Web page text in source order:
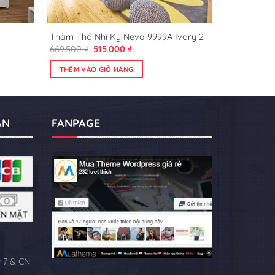
Thảm Thổ Nhĩ Kỳ Neva 9999A Ivory 2
669.500₫ Giá
là:
669.500 ₫.
515.000₫Giá
tại
là:
THÊM VÀO GIỎ HÀNG
& CN
FANPAGE